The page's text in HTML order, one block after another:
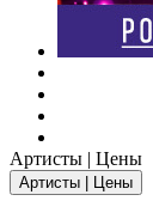
Артисты | Цены
Артисты | Цены